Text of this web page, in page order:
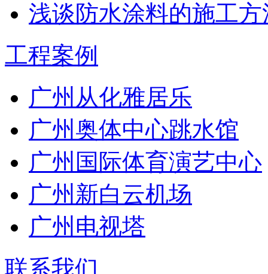
浅谈防水涂料的施工
工程案例
广州从化雅居乐
广州奥体中心跳水馆
广州国际体育演艺中心
广州新白云机场
广州电视塔
联系我们